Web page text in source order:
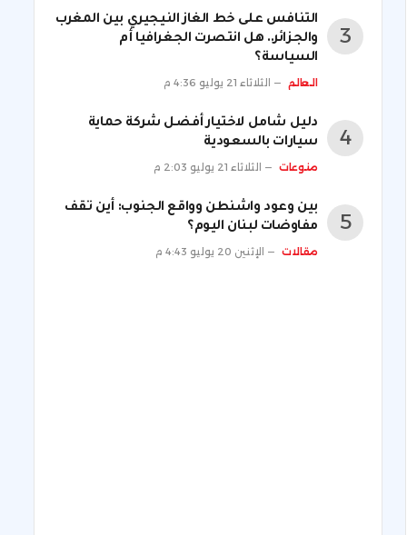
التنافس على خط الغاز النيجيري بين المغرب
والجزائر.. هل انتصرت الجغرافيا أم
السياسة؟
العالم الثلاثاء 21 يوليو 4:36 م
دليل شامل لاختيار أفضل شركة حماية
سيارات بالسعودية
منوعات الثلاثاء 21 يوليو 2:03 م
بين وعود واشنطن وواقع الجنوب: أين تقف
مفاوضات لبنان اليوم؟
مقالات الإثنين 20 يوليو 4:43 م